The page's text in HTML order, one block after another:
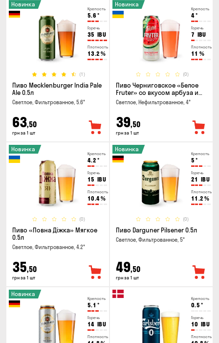
Крепость
5.6 °
Горечь
35 IBU
Плотность
13.2 %
(1)
Новинка
Пиво Mecklenburger India Pale
Ale 0.5л
Светлое, Фильтрованное, 5.6°
63,50
грн за 1 шт
Крепость
4°
Горечь
7 IBU
Плотность
11 %
(0)
Новинка
Пиво Черниговское «Белое
Fruter» со вкусом арбуза и
мяты 0.5л
Светлое, Нефильтрованное, 4°
39,50
грн за 1 шт
Крепость
4.2 °
Горечь
15 IBU
Плотность
10.4%
(0)
Новинка
Пиво «Повна Діжка» Мягкое
0.5л
Светлое, Фильтрованное, 4.2°
35,50
грн за 1 шт
Крепость
5 °
Горечь
21 IBU
Плотность
11.2 %
(0)
Новинка
Пиво Darguner Pilsener 0.5л
Светлое, Фильтрованное, 5°
49,50
грн за 1 шт
Крепость
5.1 °
Горечь
14 IBU
Плотность
Новинка
Крепость
0.5 °
Горечь
10 IBU
Плотность